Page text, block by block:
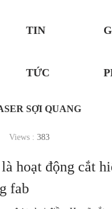
TIN
TỨC
SỢI QUANG
Views : 383
hoạt động cắt
fab